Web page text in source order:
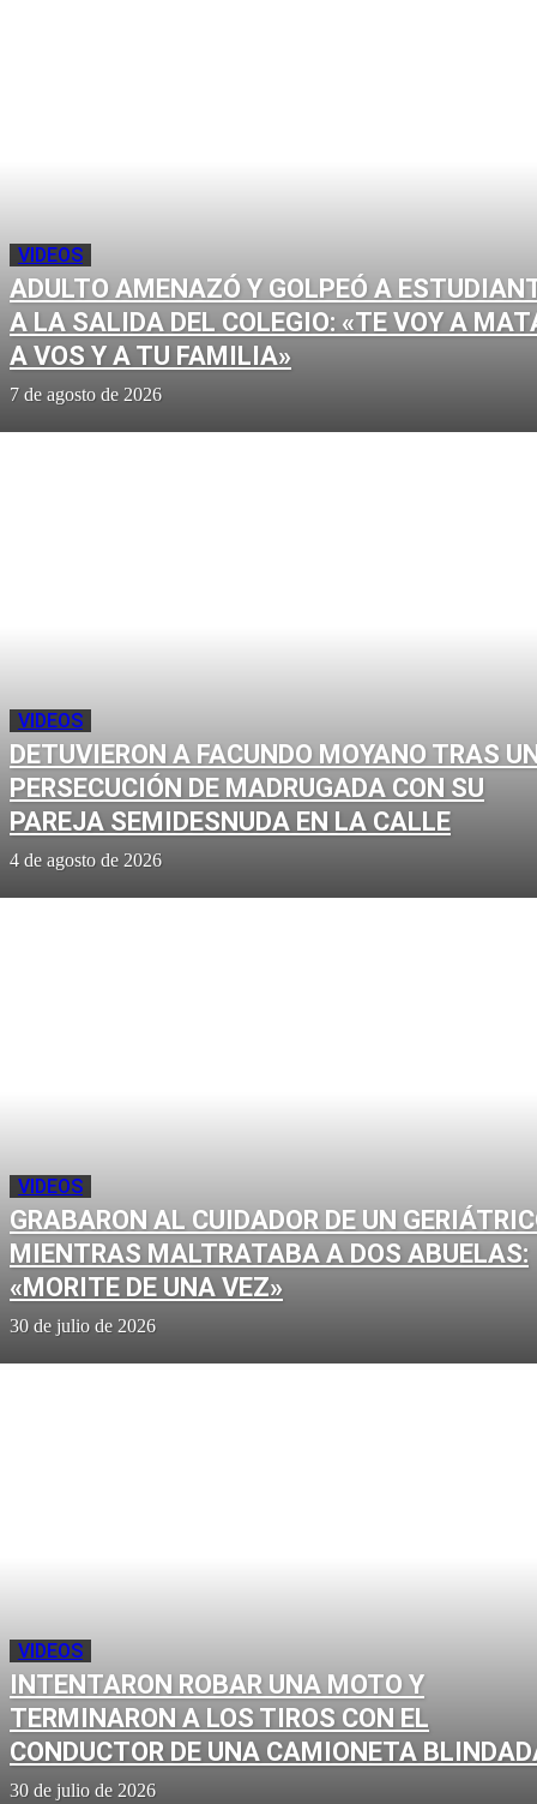
VIDEOS
ADULTO AMENAZÓ Y GOLPEÓ A
A LA SALIDA DEL COLEGIO: «TE VOY A
A VOS Y A TU FAMILIA»
7 de agosto de 2026
VIDEOS
DETUVIERON A FACUNDO MOYANO TRAS
PERSECUCIÓN DE MADRUGADA CON SU
PAREJA SEMIDESNUDA EN LA CALLE
4 de agosto de 2026
VIDEOS
GRABARON AL CUIDADOR DE UN
MIENTRAS MALTRATABA A DOS ABUELAS:
«MORITE DE UNA VEZ»
30 de julio de 2026
VIDEOS
INTENTARON ROBAR UNA MOTO Y
TERMINARON A LOS TIROS CON EL
CONDUCTOR DE UNA CAMIONETA
30 de julio de 2026